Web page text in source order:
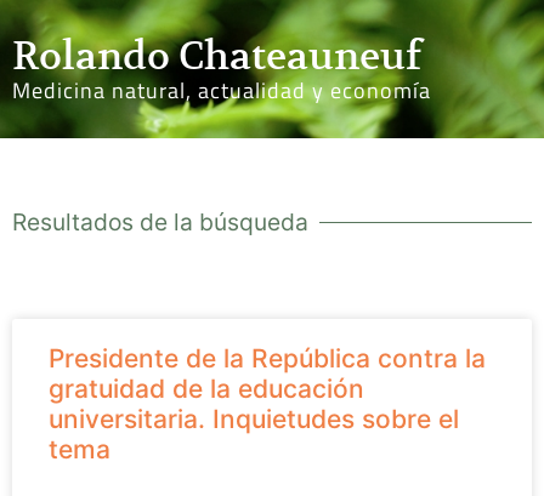
Rolando Chateauneuf
Medicina natural, actualidad y economía
Resultados de la búsqueda
Presidente de la República contra la
gratuidad de la educación
universitaria. Inquietudes sobre el
tema